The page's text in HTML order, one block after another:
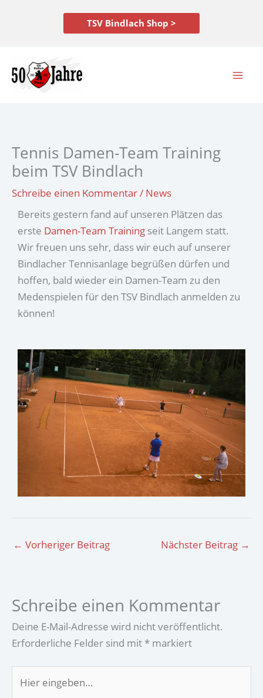
TSV Bindlach Shop >
Tennis Damen-Team Training
beim TSV Bindlach
Schreibe einen Kommentar/ News
Bereits gestern fand auf unseren Plätzen das
erste Damen-Team Training seit Langem statt.
Wir freuen uns sehr, dass wir euch auf unserer
Bindlacher Tennisanlage begrüßen dürfen und
hoffen, bald wieder ein Damen-Team zu den
Medenspielen für den TSV Bindlach anmelden zu
können!
← Vorheriger Beitrag Nächster Beitrag →
Schreibe einen Kommentar
Deine E-Mail-Adresse wird nicht veröffentlicht.
Erforderliche Felder sind mit * markiert
eingeben…